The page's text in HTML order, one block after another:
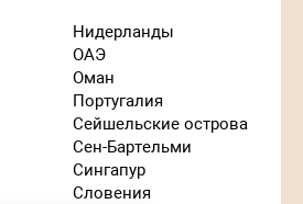
Нидерланды
ОАЭ
Оман
Португалия
Сейшельские острова
Сен-Бартельми
Сингапур
Словения